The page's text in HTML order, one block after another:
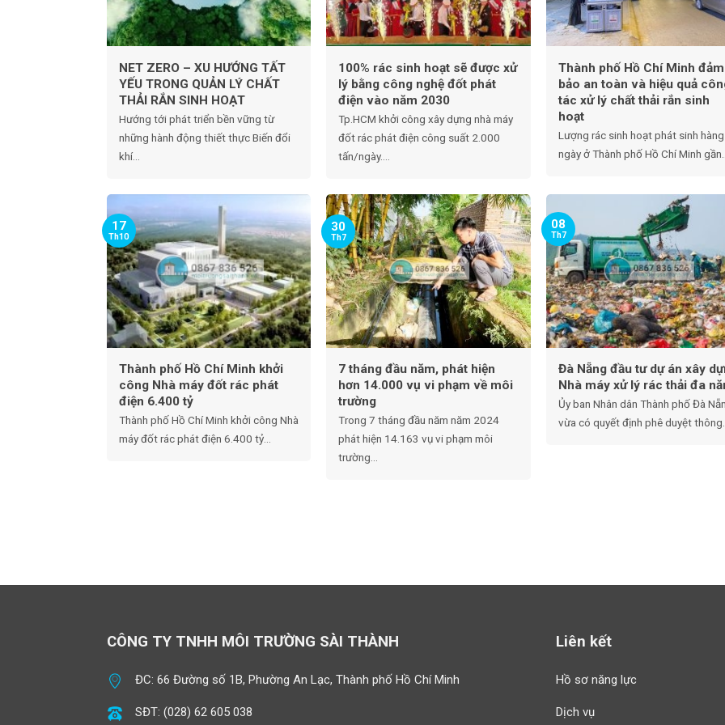
NET ZERO – XU HƯỚNG TẤT
YẾU TRONG QUẢN LÝ CHẤT
THẢI RẮN SINH HOẠT
Hướng tới phát triển bền vững từ
những hành động thiết thực Biến đổi
khí...
100% rác sinh hoạt sẽ được xử
lý bằng công nghệ đốt phát
điện vào năm 2030
Tp.HCM khởi công xây dựng nhà máy
đốt rác phát điện công suất 2.000
tấn/ngày....
Thành phố Hồ Chí Minh đảm
bảo an toàn và hiệu quả
tác xử lý chất thải rắn sinh
hoạt
Lượng rác sinh hoạt phát sinh hàng
ngày ở Thành phố Hồ Chí Minh
Thành phố Hồ Chí Minh khởi
công Nhà máy đốt rác phát
điện 6.400 tỷ
Thành phố Hồ Chí Minh khởi công Nhà
máy đốt rác phát điện 6.400 tỷ...
17
Th10
7 tháng đầu năm, phát hiện
hơn 14.000 vụ vi phạm về môi
trường
Trong 7 tháng đầu năm năm 2024
phát hiện 14.163 vụ vi phạm môi
trường...
30
Th7
Đà Nẵng đầu tư dự án xây
Nhà máy xử lý rác thải đa
Ủy ban Nhân dân Thành phố Đà
vừa có quyết định phê duyệt
08
Th7
CÔNG TY TNHH MÔI TRƯỜNG SÀI THÀNH
ĐC: 66 Đường số 1B, Phường An Lạc, Thành phố Hồ Chí Minh
SĐT: (028) 62 605 038
Liên kết
Hồ sơ năng lực
Dịch vụ